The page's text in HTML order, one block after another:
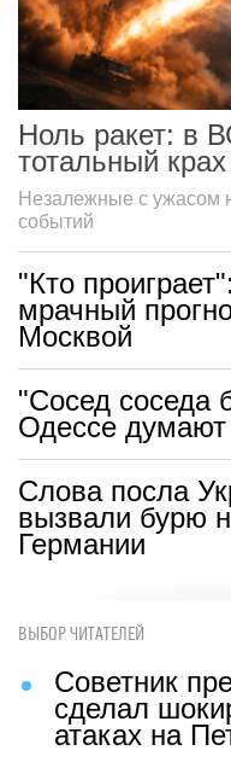
Ноль ракет: в
тотальный
Незалежные с ужасом
событий
"Кто
мрачный
Москвой
"Сосед соседа
Одессе думают
Слова посла
вызвали бурю
Германии
ВЫБОР ЧИТАТЕЛЕЙ
Советник
сделал
атаках на